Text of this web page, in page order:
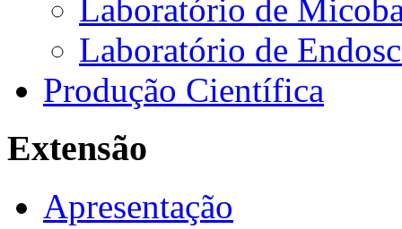
Laboratório de
Laboratório de
Produção Científica
Extensão
Apresentação